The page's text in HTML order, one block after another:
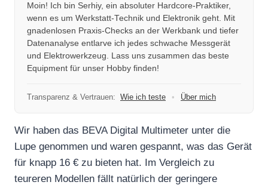
Moin! Ich bin Serhiy, ein absoluter Hardcore-Praktiker,
wenn es um Werkstatt-Technik und Elektronik geht. Mit
gnadenlosen Praxis-Checks an der Werkbank und tiefer
Datenanalyse entlarve ich jedes schwache Messgerät
und Elektrowerkzeug. Lass uns zusammen das beste
Equipment für unser Hobby finden!
Transparenz & Vertrauen: Wie ich teste • Über mich
Wir haben das BEVA Digital Multimeter unter die
Lupe genommen und waren gespannt, was das Gerät
für knapp 16 € zu bieten hat. Im Vergleich zu
teureren Modellen fällt natürlich der geringere